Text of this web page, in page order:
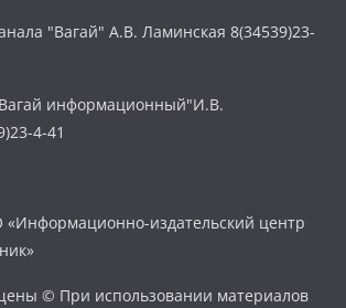
"Вагай" А.В. Ламинская 8(34539)23-
информационный"И.В.
4-41
издательский центр
© При использовании материалов